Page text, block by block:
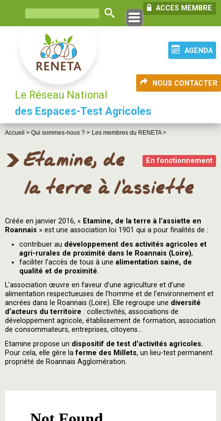
ACCES MEMBRE
AGENDA
NOUS CONTACTER
Le Réseau National
des Espaces-Test Agricoles
Accueil > Qui sommes-nous ? > Les membres du RENETA >
En fonctionnement
Etamine, de
la terre à l'assiette
Créée en janvier 2016, « Etamine, de la terre à l’assiette en
Roannais » est une association loi 1901 qui a pour finalités de :
contribuer au développement des activités agricoles et
agri-rurales de proximité dans le Roannais (Loire),
faciliter l’accès de tous à une alimentation saine, de
qualité et de proximité.
L’association œuvre en faveur d’une agriculture et d’une
alimentation respectueuses de l’homme et de l’environnement et
ancrées dans le Roannais (Loire). Elle regroupe une diversité
d’acteurs du territoire : collectivités, associations de
développement agricole, établissement de formation, association
de consommateurs, entreprises, citoyens…
Etamine propose un dispositif de test d'activités agricoles.
Pour cela, elle gère laferme des Millets, un lieu-test permanent
propriété de Roannais Agglomération.